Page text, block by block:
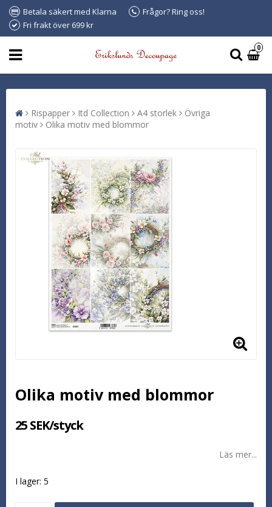
Betala säkert med Klarna
Frågor? Ring oss!
Fri frakt över 699 kr
0
Rispapper Itd Collection A4 storlek
Övriga
motiv
Olika motiv med blommor
Olika motiv med blommor
25 SEK/styck
Läs mer...
I lager: 5